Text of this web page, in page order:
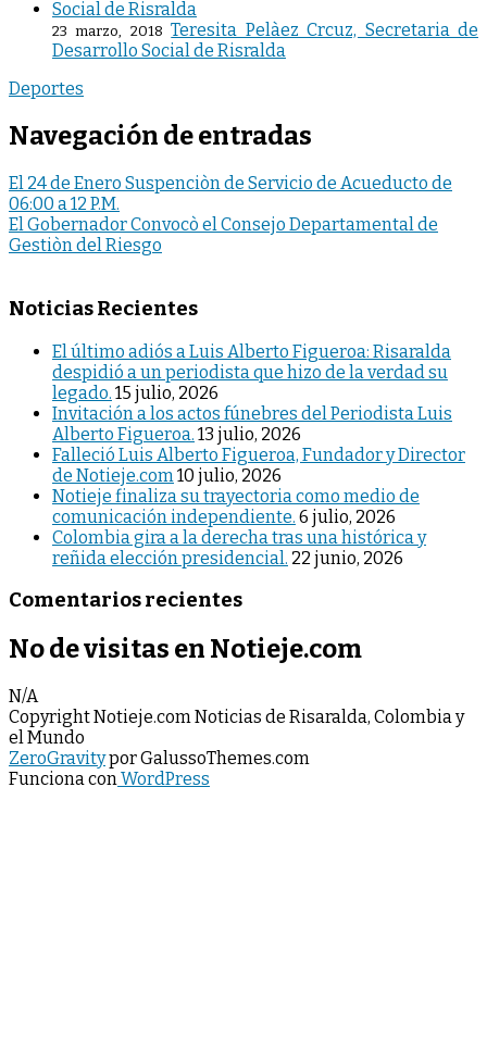
23 marzo, 2018 Teresita Pelàez Crcuz, Secretaria de
Desarrollo Social de Risralda
Deportes
Navegación de entradas
El 24 de Enero Suspenciòn de Servicio de Acueducto de
06:00 a 12 P.M.
El Gobernador Convocò el Consejo Departamental de
Gestiòn del Riesgo
Noticias Recientes
El último adiós a Luis Alberto Figueroa: Risaralda
despidió a un periodista que hizo de la verdad su
legado. 15 julio, 2026
Invitación a los actos fúnebres del Periodista Luis
Alberto Figueroa. 13 julio, 2026
Falleció Luis Alberto Figueroa, Fundador y Director
de Notieje.com 10 julio, 2026
Notieje finaliza su trayectoria como medio de
comunicación independiente. 6 julio, 2026
Colombia gira a la derecha tras una histórica y
reñida elección presidencial. 22 junio, 2026
Comentarios recientes
No de visitas en Notieje.com
N/A
Copyright Notieje.com Noticias de Risaralda, Colombia y
el Mundo
ZeroGravitypor GalussoThemes.com
Funciona conWordPress